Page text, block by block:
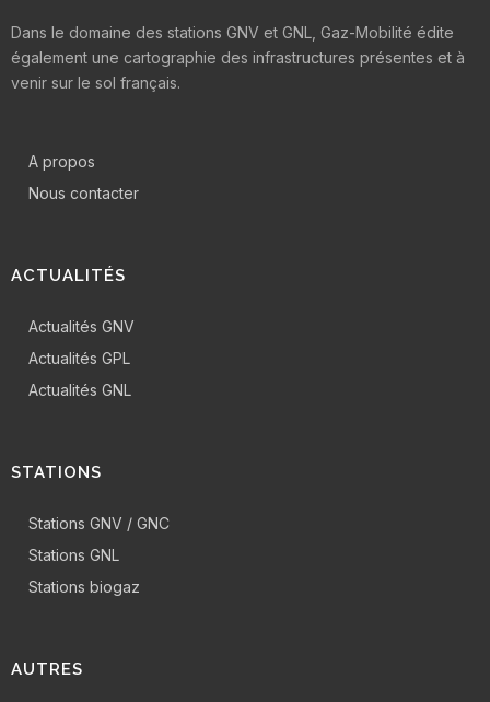
Dans le domaine des stations GNV et GNL, Gaz-Mobilité édite
également une cartographie des infrastructures présentes et à
venir sur le sol français.
A propos
Nous contacter
ACTUALITÉS
Actualités GNV
Actualités GPL
Actualités GNL
STATIONS
Stations GNV / GNC
Stations GNL
Stations biogaz
AUTRES